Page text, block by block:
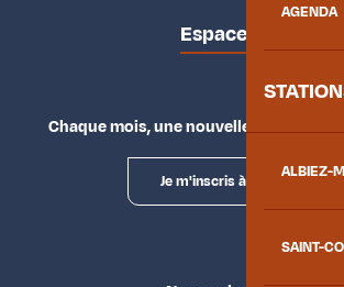
AGENDA
ALBIEZ-
SAINT-
Espace presse
Chaque mois, une nouvelle façon
Je m'inscris à la newsletter